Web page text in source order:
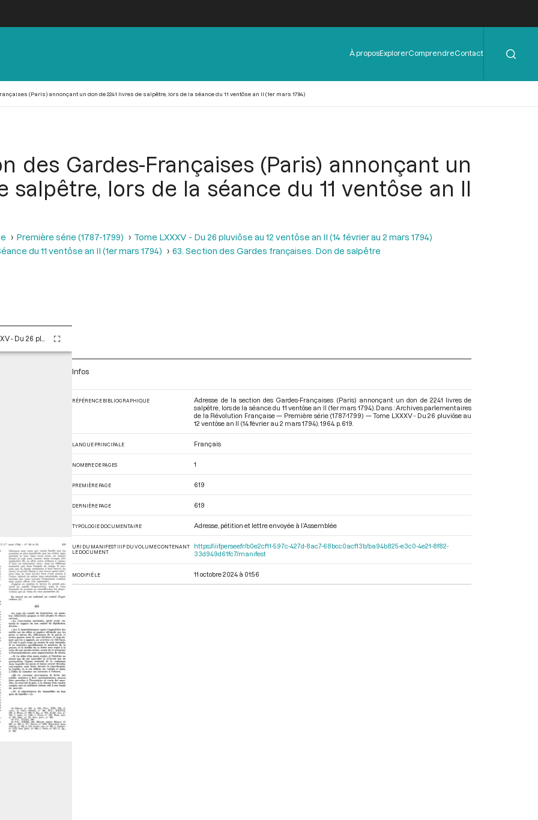
Menu
de
À proposExplorerComprendreContact
(Paris) annonçant un don de 2241 livres de salpêtre, lors de la séance du 11 ventôse an II (1er mars 1794)
des Gardes-Françaises (Paris) annonçant un
salpêtre, lors de la séance du 11 ventôse an II
Première série (1787-1799)
Tome LXXXV - Du 26 pluviôse au 12 ventôse an II (14 février au 2 mars 1794)
du 11 ventôse an II (1er mars 1794) 63. Section des Gardes françaises. Don de salpêtre
Infos
RÉFÉRENCE BIBLIOGRAPHIQUE
Adresse de la section des Gardes-Françaises (Paris) annonçant un don de 2241 livres de
salpêtre, lors de la séance du 11 ventôse an II (1er mars 1794). Dans : Archives parlementaires
de la Révolution Française — Première série (1787-1799) — Tome LXXXV - Du 26 pluviôse au
12 ventôse an II (14 février au 2 mars 1794) . 1964. p. 619.
LANGUE PRINCIPALE Français
NOMBRE DE PAGES 1
PREMIÈRE PAGE 619
DERNIÈRE PAGE 619
TYPOLOGIE DOCUMENTAIRE Adresse, pétition et lettre envoyée à l’Assemblée
URI DU MANIFEST IIIF DU VOLUME CONTENANT
LE DOCUMENT
https://iiif.persee.fr/b0e2cf11-597c-427d-8ac7-68bcc0acf13b/ba94b825-e3c0-4e21-8f82-
33d949d61fc7/manifest
MODIFIÉ LE 11 octobre 2024 à 01:56